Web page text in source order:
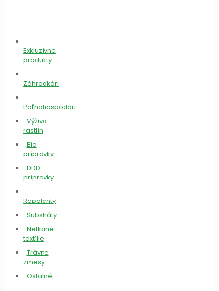
Exkluzívne
produkty
Záhradkári
Poľnohospodári
Výživa
rastlín
Bio
prípravky
DDD
prípravky
Repelenty
Substráty
Netkané
textílie
Trávne
zmesy
Ostatné